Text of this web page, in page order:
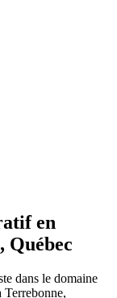
en
Québec
dans le domaine